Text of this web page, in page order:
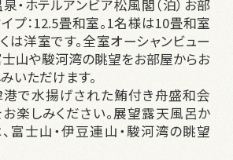
・ホテルアンビア松風閣（泊）お部
プ：12.5畳和室。1名様は10畳和室
は洋室です。全室オーシャンビュー
山や駿河湾の眺望をお部屋からお
いただけます。
港で水揚げされた鮪付き舟盛和会
楽しみください。展望露天風呂か
、富士山・伊豆連山・駿河湾の眺望